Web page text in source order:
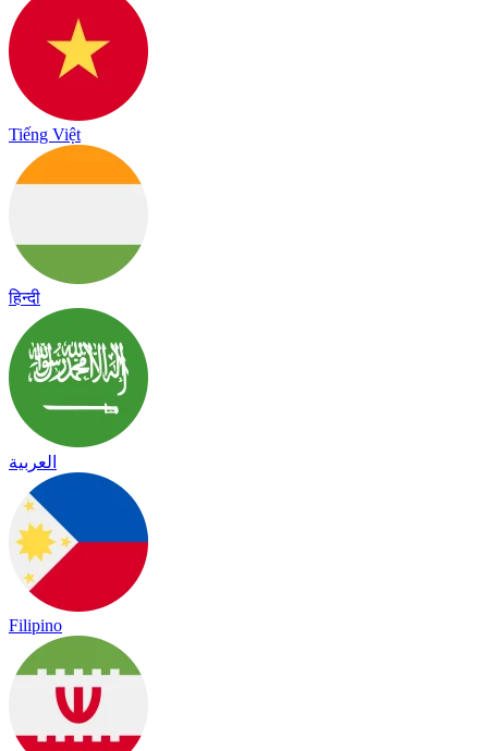
Tiếng Việt
हिन्दी
العربية
Filipino